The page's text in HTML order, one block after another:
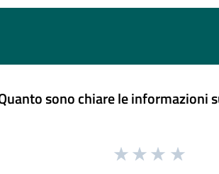
sono chiare le informazioni